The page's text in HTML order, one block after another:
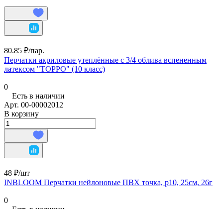
80.85 ₽/пар.
Перчатки акриловые утеплённые с 3/4 облива вспененным
латексом "ТОРРО" (10 класс)
0
Есть в наличии
Арт. 00-00002012
В корзину
48 ₽/шт
INBLOOM Перчатки нейлоновые ПВХ точка, р10, 25см, 26г
0